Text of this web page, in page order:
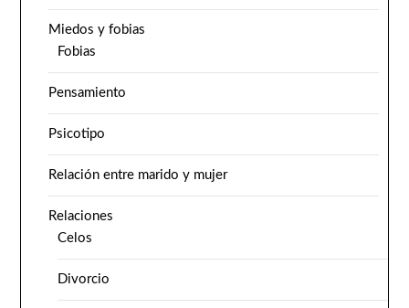
Miedos y fobias
Fobias
Pensamiento
Psicotipo
Relación entre marido y mujer
Relaciones
Celos
Divorcio